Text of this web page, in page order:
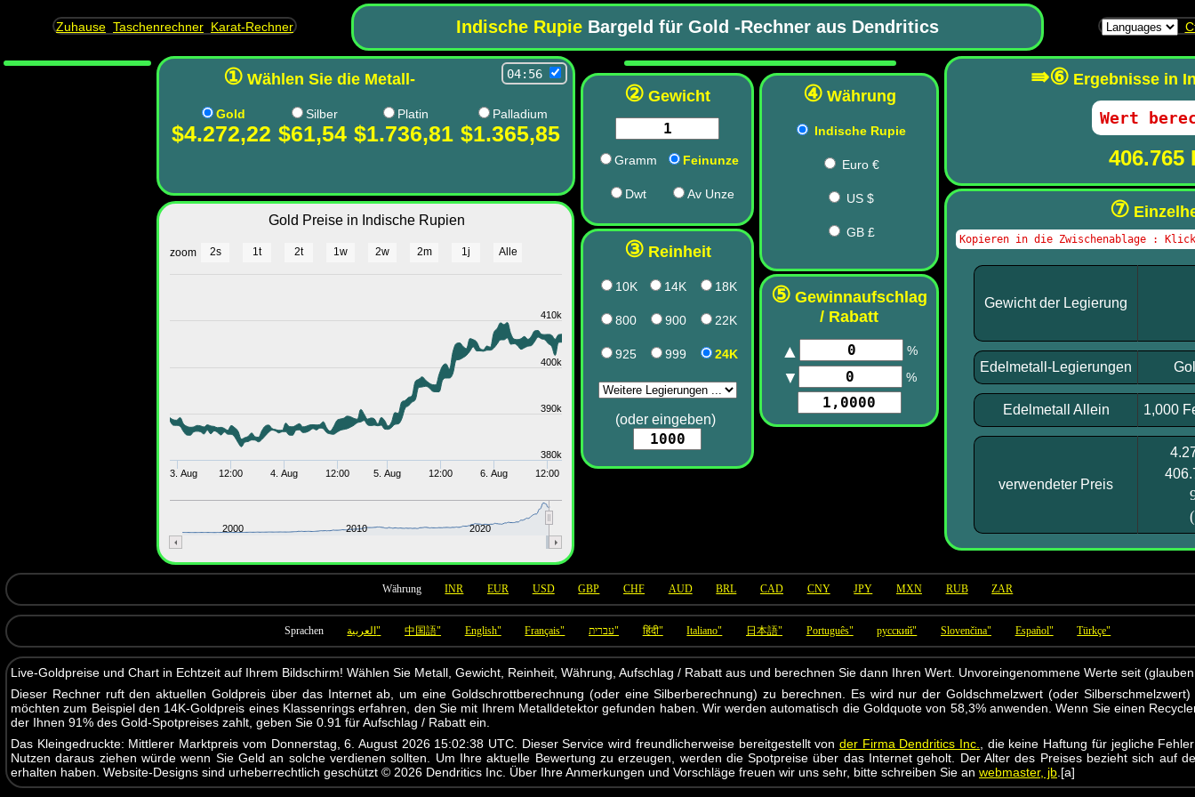
Zuhause Taschenrechner Karat-Rechner Indische Rupie Bargeld für Gold -Rechner aus Dendritics
① Wählen Sie die Metall- 04:56
Gold
$4.272,22
Silber
$61,54
Platin
$1.736,81
Palladium
$1.365,85
zoom 2s 1t 2t 1w 2w 2m 1j Alle
Gold Preise in Indische Rupien
3. Aug 12:00 4. Aug 12:00 5. Aug 12:00 6. Aug 12:00
2000 2010 2020
380k
390k
400k
410k
② Gewicht
Gramm Feinunze
Dwt Av Unze
③Reinheit
10K 14K 18K
800 900 22K
925 999 24K
(oder eingeben)
④Währung
Indische Rupie
Euro €
US $
GB £
⑤ Gewinnaufschlag
/ Rabatt
▲ %
▼ %
⇛⑥Ergebnisse in
406.765
⑦
Gewicht der Legierung
Edelmetall-Legierungen
Edelmetall Allein 1,000
verwendeter Preis
Währung INR EUR USD GBP CHF AUD BRL CAD CNY JPY MXN RUB ZAR
Sprachen العربية" 中国語" English" Français" עברית" हिंदी" Italiano" 日本語" Português" русский" Slovenčina" Español" Türkçe"
Live-Goldpreise und Chart in Echtzeit auf Ihrem Bildschirm! Wählen Sie Metall, Gewicht, Reinheit, Währung, Aufschlag / Rabatt aus und berechnen Sie dann Ihren Wert. Unvoreingenommene Werte seit
Dieser Rechner ruft den aktuellen Goldpreis über das Internet ab, um eine Goldschrottberechnung (oder eine Silberberechnung) zu berechnen. Es wird nur der Goldschmelzwert (oder
möchten zum Beispiel den 14K-Goldpreis eines Klassenrings erfahren, den Sie mit Ihrem Metalldetektor gefunden haben. Wir werden automatisch die Goldquote von 58,3% anwenden. Wenn Sie einen
der Ihnen 91% des Gold-Spotpreises zahlt, geben Sie 0.91 für Aufschlag / Rabatt ein.
Das Kleingedruckte: Mittlerer Marktpreis vom Donnerstag, 6. August 2026 15:02:38 UTC. Dieser Service wird freundlicherweise bereitgestellt von der Firma Dendritics Inc.
, die keine Haftung für jegliche
Nutzen daraus ziehen würde wenn Sie Geld an solche verdienen sollten. Um Ihre aktuelle Bewertung zu erzeugen, werden die Spotpreise über das Internet geholt. Der Alter des Preises bezieht sich auf
erhalten haben. Website-Designs sind urheberrechtlich geschützt © 2026 Dendritics Inc. Über Ihre Anmerkungen und Vorschläge freuen wir uns sehr, bitte schreiben Sie an webmaster, jb .[a]